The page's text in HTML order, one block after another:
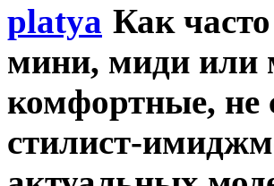
Как
мини, миди или
комфортные, не
стилист-